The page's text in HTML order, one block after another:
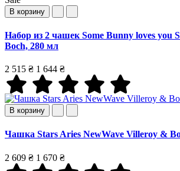
В корзину
Набор из 2 чашек Some Bunny loves you
Boch, 280 мл
2 515 ₴ 1 644 ₴
В корзину
Чашка Stars Aries NewWave Villeroy &
2 609 ₴ 1 670 ₴